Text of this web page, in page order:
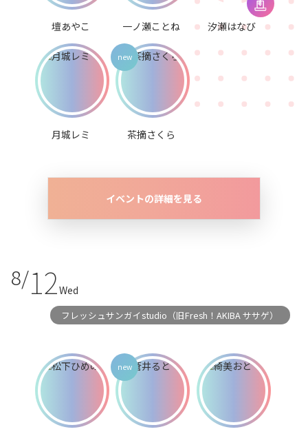
壇あやこ 一ノ瀬ことね 汐瀬はなび
月城レミ 茶摘さくら
イベントの詳細を見る
8/12Wed
フレッシュサンガイstudio（旧Fresh！AKIBA ササゲ）